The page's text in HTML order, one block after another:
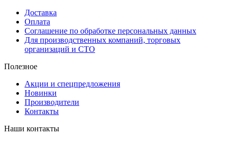
Доставка
Оплата
Соглашение по обработке персональных данных
Для производственных компаний, торговых
организаций и СТО
Полезное
Акции и спецпредложения
Новинки
Производители
Контакты
Наши контакты